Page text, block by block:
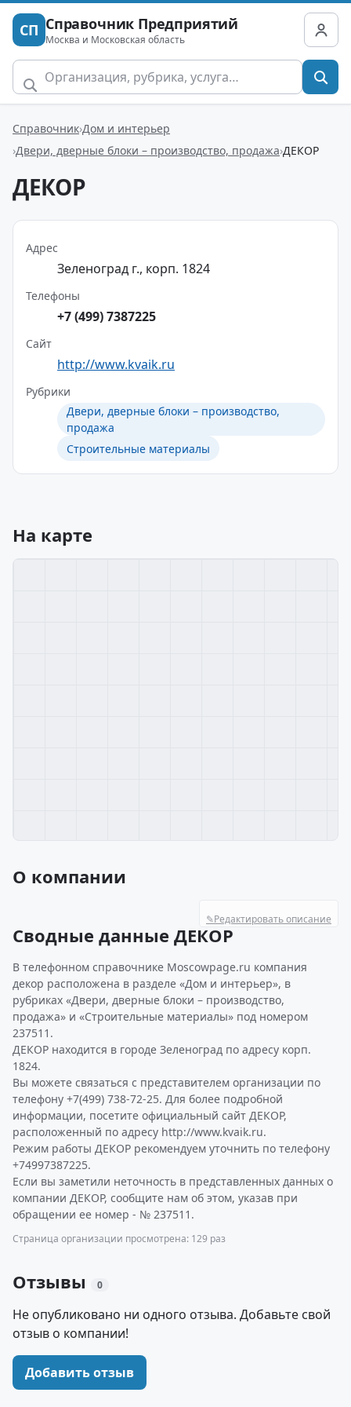
СП Справочник Предприятий
Москва и Московская область
Справочник Дом и интерьер
Двери, дверные блоки – производство, продажа ДЕКОР
ДЕКОР
Адрес
Зеленоград г., корп. 1824
Телефоны
+7 (499) 7387225
Сайт
http://www.kvaik.ru
Рубрики
Двери, дверные блоки – производство,
продажа
Строительные материалы
На карте
О компании
✎Редактировать описание
Сводные данные ДЕКОР
В телефонном справочнике Moscowpage.ru компания
декор расположена в разделе «Дом и интерьер», в
рубриках «Двери, дверные блоки – производство,
продажа» и «Строительные материалы» под номером
237511.
ДЕКОР находится в городе Зеленоград по адресу корп.
1824.
Вы можете связаться с представителем организации по
телефону +7(499) 738-72-25. Для более подробной
информации, посетите официальный сайт ДЕКОР,
расположенный по адресу http://www.kvaik.ru.
Режим работы ДЕКОР рекомендуем уточнить по телефону
+74997387225.
Если вы заметили неточность в представленных данных о
компании ДЕКОР, сообщите нам об этом, указав при
обращении ее номер - № 237511.
Страница организации просмотрена: 129 раз
Отзывы 0
Не опубликовано ни одного отзыва. Добавьте свой
отзыв о компании!
Добавить отзыв